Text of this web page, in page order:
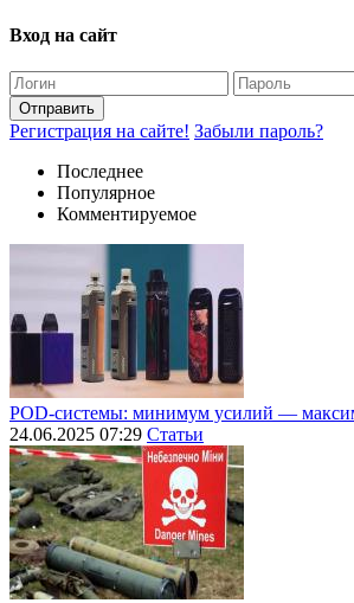
Вход на сайт
Отправить
Регистрация на сайте! Забыли пароль?
Последнее
Популярное
Комментируемое
POD-системы: минимум усилий —
24.06.2025 07:29 Статьи